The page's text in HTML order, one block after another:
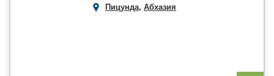
Пицунда,Абхазия